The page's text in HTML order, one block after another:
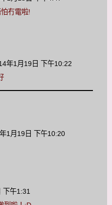
冇電啦!
年1月19日 下午10:22
1月19日 下午10:20
下午1:31